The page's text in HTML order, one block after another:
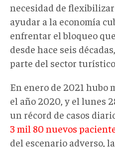
necesidad de
ayudar a la economía
enfrentar el bloqueo
desde hace seis
parte del sector
En enero de 2021 hubo
el año 2020, y el lunes
un récord de casos
3 mil 80 nuevos
del escenario adverso,